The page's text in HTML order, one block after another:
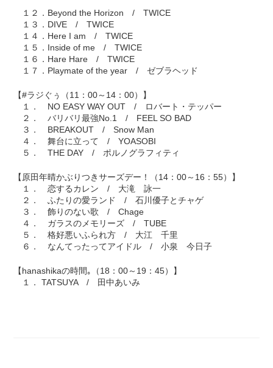
１２．Beyond the Horizon / TWICE
１３．DIVE / TWICE
１４．Here I am / TWICE
１５．Inside of me / TWICE
１６．Hare Hare / TWICE
１７．Playmate of the year / ゼブラヘッド
【#ラジぐぅ（11：00～14：00）】
１． NO EASY WAY OUT / ロバート・テッパー
２． バリバリ最強No.1 / FEEL SO BAD
３． BREAKOUT / Snow Man
４． 舞台に立って / YOASOBI
５． THE DAY / ポルノグラフィティ
【原田年晴かぶりつきサーズデー！（14：00～16：55）】
１． 恋するカレン / 大滝 詠一
２． ふたりの愛ランド / 石川優子とチャゲ
３． 飾りのない歌 / Chage
４． ガラスのメモリーズ / TUBE
５． 格好悪いふられ方 / 大江 千里
６． なんてったってアイドル / 小泉 今日子
【hanashikaの時間｡（18：00～19：45）】
１． TATSUYA / 田中あいみ